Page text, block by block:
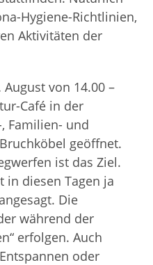
Hygiene-Richtlinien,
Aktivitäten der
von 14.00 –
Café in der
Familien- und
geöffnet.
ist das Ziel.
in diesen Tagen ja
Die
während der
erfolgen. Auch
oder